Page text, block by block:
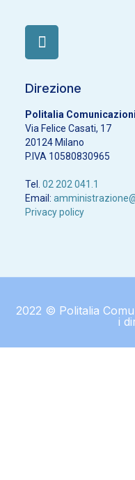
Direzione
Politalia
Via Felice Casati, 17
20124 Milano
P.IVA 10580830965
Tel. 02 202 041.1
Email:
Privacy policy
2022 © Politalia
i